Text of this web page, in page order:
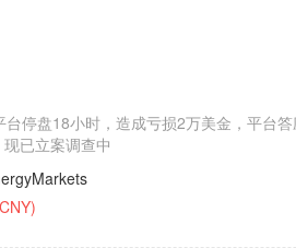
停盘18小时，造成亏损2万美金，平台
已立案调查中